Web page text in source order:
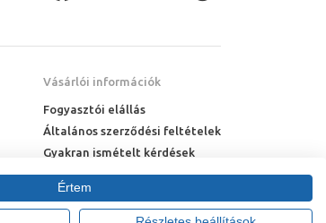
Vásárlói információk
Fogyasztói elállás
Általános szerződési feltételek
Gyakran ismételt kérdések
Online rendelés menete
Fizetési feltételek
Értem